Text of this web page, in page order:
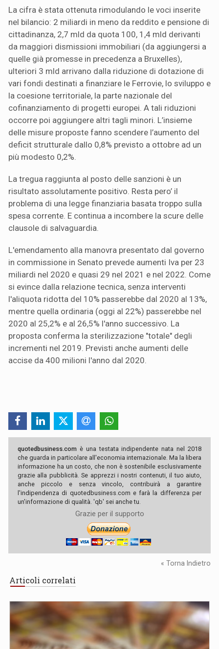
La cifra è stata ottenuta rimodulando le voci inserite
nel bilancio: 2 miliardi in meno da reddito e pensione di
cittadinanza, 2,7 mld da quota 100, 1,4 mld derivanti
da maggiori dismissioni immobiliari (da aggiungersi a
quelle già promesse in precedenza a Bruxelles),
ulteriori 3 mld arrivano dalla riduzione di dotazione di
vari fondi destinati a finanziare le Ferrovie, lo sviluppo e
la coesione territoriale, la parte nazionale del
cofinanziamento di progetti europei. A tali riduzioni
occorre poi aggiungere altri tagli minori. L’insieme
delle misure proposte fanno scendere l’aumento del
deficit strutturale dallo 0,8% previsto a ottobre ad un
più modesto 0,2%.
La tregua raggiunta al posto delle sanzioni è un
risultato assolutamente positivo. Resta pero’ il
problema di una legge finanziaria basata troppo sulla
spesa corrente. E continua a incombere la scure delle
clausole di salvaguardia.
L'emendamento alla manovra presentato dal governo
in commissione in Senato prevede aumenti Iva per 23
miliardi nel 2020 e quasi 29 nel 2021 e nel 2022. Come
si evince dalla relazione tecnica, senza interventi
l'aliquota ridotta del 10% passerebbe dal 2020 al 13%,
mentre quella ordinaria (oggi al 22%) passerebbe nel
2020 al 25,2% e al 26,5% l'anno successivo. La
proposta conferma la sterilizzazione "totale" degli
incrementi nel 2019. Previsti anche aumenti delle
accise da 400 milioni l'anno dal 2020.
quotedbusiness.com è una testata indipendente nata nel 2018
che guarda in particolare all'economia internazionale. Ma la libera
informazione ha un costo, che non è sostenibile esclusivamente
grazie alla pubblicità. Se apprezzi i nostri contenuti, il tuo aiuto,
anche piccolo e senza vincolo, contribuirà a garantire
l'indipendenza di quotedbusiness.com e farà la differenza per
un'informazione di qualità. 'qb' sei anche tu.
Grazie per il supporto
« Torna Indietro
Articoli correlati